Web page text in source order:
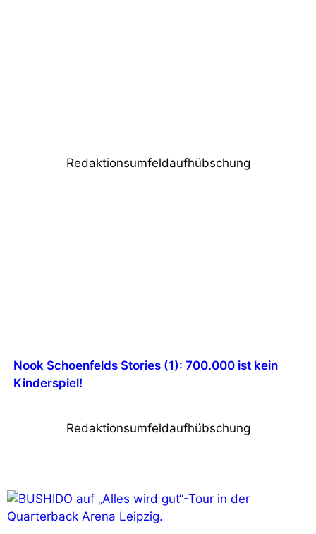
Redaktionsumfeldaufhübschung
Nook Schoenfelds Stories (1): 700.000 ist kein
Kinderspiel!
Redaktionsumfeldaufhübschung